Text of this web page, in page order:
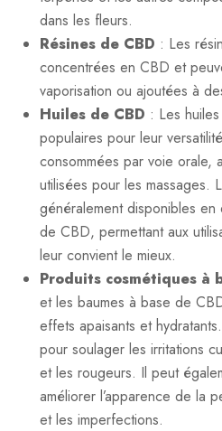
dans les fleurs.
Résines de CBD : Les
concentrées en CBD et
vaporisation ou ajoutées à
Huiles de CBD : Les
populaires pour leur
consommées par voie orale,
utilisées pour les massages.
généralement disponibles
de CBD, permettant aux
leur convient le mieux.
Produits cosmétiques à
et les baumes à base de
effets apaisants et
pour soulager les irritations
et les rougeurs. Il peut
améliorer l’apparence de la
et les imperfections.